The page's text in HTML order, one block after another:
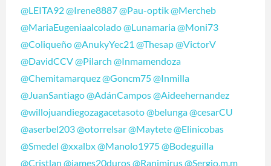
@LEITA92@Irene8887@Pau-optik@Mercheb
@MariaEugeniaalcolado@Lunamaria@Moni73
@Coliqueño@AnukyYec21 @Thesap@VictorV
@DavidCCV@Pilarch @Inmamendoza
@Chemitamarquez@Goncm75@Inmilla
@JuanSantiago@AdánCampos@Aideehernandez
@willojuandiegozagacetasoto@belunga@cesarCU
@aserbel203@otorrelsar@Maytete@Elinicobas
@Smedel @xxalbx@Manolo1975@Bodeguilla
@Cristlan @james20duros@Ranimirus@Sergio.m.m